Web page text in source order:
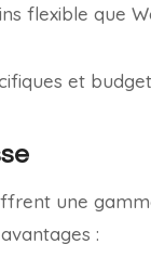
flexible que
et
une
: